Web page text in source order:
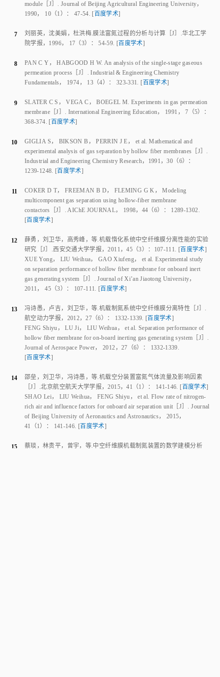
module ［J］. Journal of Beijing Agricultural Engineering University，
1990， 10（1 ）： 47-54. [ 百度学术]
7 刘丽英， 沈美娟 ， 杜洪梅.膜法富氮过程的分析与计算 ［J］.华北工学
院学报 ， 1996， 17 （3）：54-59. [百度学术]
8 PAN C Y ，HABGOOD H W. An analysis of the single-stage gaseous
permeation process ［J］.Industrial & Engineering Chemistry
Fundamentals， 1974 ， 13（4）： 323-331. [ 百度学术]
9 SLATER C S ，VEGA C ，BOEGEL M. Experiments in gas permeation
membrane［J］. International Engineering Education， 1991 ，7 （5）：
368-374. [ 百度学术]
10 GIGLIA S ， BIKSON B ，PERRIN J E ， et al.Mathematical and
experimental analysis of gas separation by hollow fiber membranes ［J］.
Industrial and Engineering Chemistry Research， 1991 ，30 （6）：
1239-1248. [百度学术]
11 COKER D T， FREEMAN B D， FLEMING G K ，Modeling
multicomponent gas separation using hollow‐fiber membrane
contactors ［J］.AIChE JOURNAL， 1998， 44 （6）： 1289-1302.
[百度学术]
12 薛勇 ，刘卫华， 高秀峰 ，等.机载惰化系统中空纤维膜分离性能的实验
研究 ［J］.西安交通大学学报 ，2011 ，45 （3）： 107-111. [百度学术]
XUE Yong， LIU Weihua， GAO Xiufeng， et al.Experimental study
on separation performance of hollow fiber membrane for onboard inert
gas generating system ［J］.Journal of Xi’an Jiaotong University，
2011 ，45（3）： 107-111. [百度学术]
13 冯诗愚 ， 卢吉， 刘卫华 ，等.机载制氮系统中空纤维膜分离特性 ［J］.
航空动力学报 ， 2012，27 （6）： 1332-1339. [百度学术]
FENG Shiyu ，LU Ji， LIU Weihua ，et al. Separation performance of
hollow fiber membrane for on-board inerting gas generating system ［J］.
Journal of Aerospace Power，2012 ， 27 （6）： 1332-1339.
[百度学术]
14 邵垒 ，刘卫华， 冯诗愚 ，等.机载空分装置富氮气体流量及影响因素
［J］.北京航空航天大学学报 ，2015，41 （1 ）： 141-146. [ 百度学术]
SHAO Lei， LIU Weihua， FENG Shiyu ，et al. Flow rate of nitrogen-
rich air and influence factors for onboard air separation unit ［J］.Journal
of Beijing University of Aeronautics and Astronautics， 2015，
41
（1）： 141-146. [百度学术]
15 蔡琰 ，林贵平， 曾宇 ， 等.中空纤维膜机载制氮装置的数学建模分析